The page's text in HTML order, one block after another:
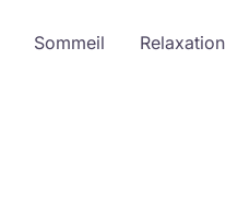
Sommeil Relaxation